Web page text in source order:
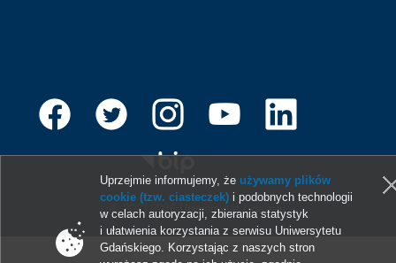
© 2013-2026 Uniwersytet Gdański
Uprzejmie informujemy, że używamy plików
cookie (tzw. ciasteczek) i podobnych technologii
w celach autoryzacji, zbierania statystyk
i ułatwienia korzystania z serwisu Uniwersytetu
Gdańskiego. Korzystając z naszych stron